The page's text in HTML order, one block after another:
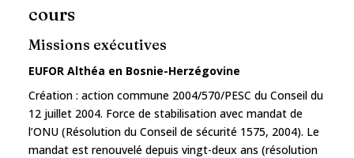
cours
Missions exécutives
EUFOR Althéa en Bosnie-Herzégovine
Création : action commune 2004/570/PESC du Conseil du
12 juillet 2004. Force de stabilisation avec mandat de
l’ONU (Résolution du Conseil de sécurité 1575, 2004). Le
mandat est renouvelé depuis vingt-deux ans (résolution